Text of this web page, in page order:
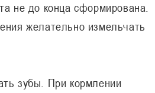
не до конца сформирована.
желательно измельчать
зубы. При кормлении